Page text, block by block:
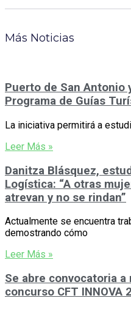
Más Noticias
Puerto de San Antonio
Programa de Guías
La iniciativa permitirá a
Leer Más »
Danitza Blásquez,
Logística: “A otras
atrevan y no se rindan”
Actualmente se encuentra
demostrando cómo
Leer Más »
Se abre convocatoria a
concurso CFT INNOVA